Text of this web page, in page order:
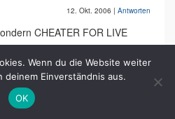
12. Okt. 2006 | Antworten
CHEATER FOR LIVE
Wenn du die Website weiter
Einverständnis aus.
OK